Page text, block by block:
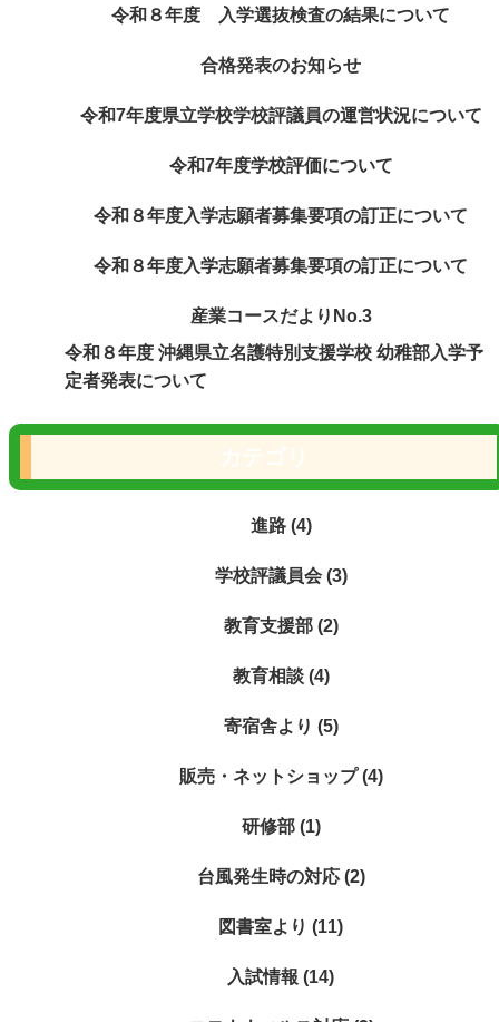
令和８年度 入学選抜検査の結果について
合格発表のお知らせ
令和7年度県立学校学校評議員の運営状況について
令和7年度学校評価について
令和８年度入学志願者募集要項の訂正について
令和８年度入学志願者募集要項の訂正について
産業コースだよりNo.3
令和８年度 沖縄県立名護特別支援学校 幼稚部入学予
定者発表について
進路 (4)
学校評議員会 (3)
教育支援部 (2)
教育相談 (4)
寄宿舎より (5)
販売・ネットショップ (4)
研修部 (1)
台風発生時の対応 (2)
図書室より (11)
入試情報 (14)